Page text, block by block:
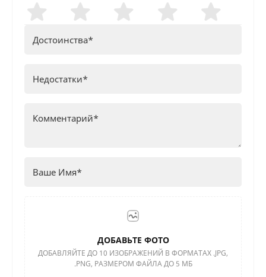
ДОБАВЬТЕ ФОТО
ДОБАВЛЯЙТЕ ДО 10 ИЗОБРАЖЕНИЙ В ФОРМАТАХ .JPG,
.PNG, РАЗМЕРОМ ФАЙЛА ДО 5 МБ